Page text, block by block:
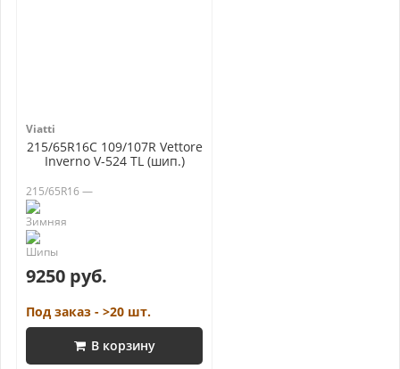
Viatti
215/65R16C 109/107R Vettore
Inverno V-524 TL (шип.)
215/65R16 —
9250 руб.
Под заказ - >20 шт.
В корзину